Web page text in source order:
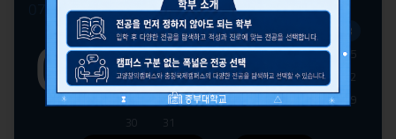
08. 09.
08
년
08
월
2
3 4 5 6 7
8
9
10 11 12 13 14
15
16
17 18 19 20 21
22
23
24 25 26 27 28
29
30
31